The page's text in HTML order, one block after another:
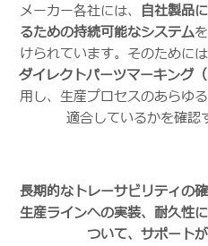
メーカー各社には、 自社製品
るための持続可能なシステム
けられています。そのために
ダイレクトパーツマーキング
用し、生産プロセスのあらゆ
適合しているかを確認
長期的なトレーサビリティの
生産ラインへの実装、耐久性
ついて、サポート